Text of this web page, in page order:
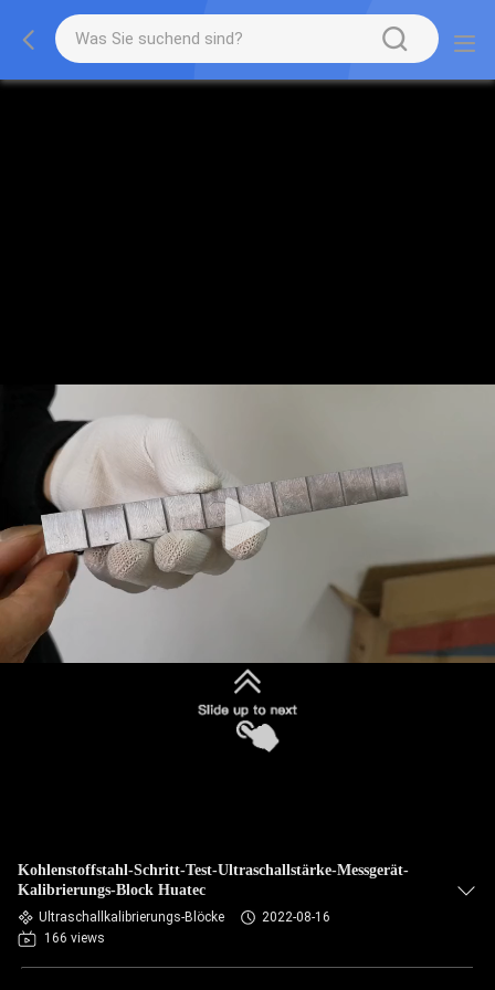
Kohlenstoffstahl-Schritt-Test-Ultraschallstärke-Messgerät-
Kalibrierungs-Block Huatec
Ultraschallkalibrierungs-Blöcke
2022-08-16
166 views